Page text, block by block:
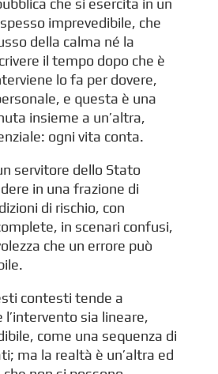
che si esercita in un
imprevedibile, che
della calma né la
il tempo dopo che è
lo fa per dovere,
e questa è una
insieme a un’altra,
ogni vita conta.
servitore dello Stato
in una frazione di
di rischio, con
in scenari confusi,
che un errore può
contesti tende a
l’intervento sia lineare,
come una sequenza di
ma la realtà è un’altra ed